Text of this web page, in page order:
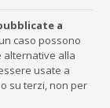
a
caso possono
alternative alla
usate a
su terzi, non per